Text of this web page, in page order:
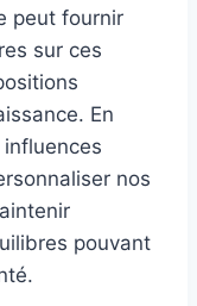
peut fournir
sur ces
En
nos
pouvant